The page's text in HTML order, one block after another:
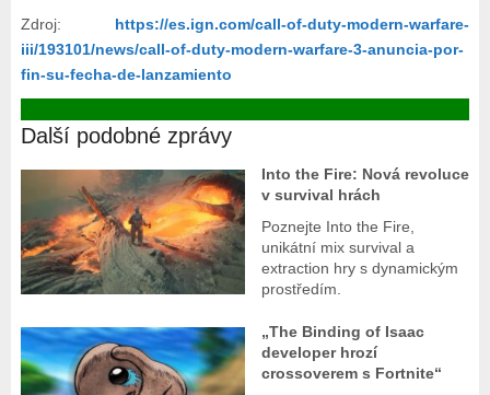
Zdroj: https://es.ign.com/call-of-duty-modern-warfare-
iii/193101/news/call-of-duty-modern-warfare-3-anuncia-por-
fin-su-fecha-de-lanzamiento
Další podobné zprávy
Into the Fire: Nová revoluce
v survival hrách
Poznejte Into the Fire,
unikátní mix survival a
extraction hry s dynamickým
prostředím.
„The Binding of Isaac
developer hrozí
crossoverem s Fortnite“